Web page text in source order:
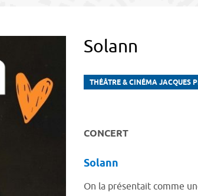
Solann
THÉÂTRE & CINÉMA JACQUES
CONCERT
Solann
On la présentait comme